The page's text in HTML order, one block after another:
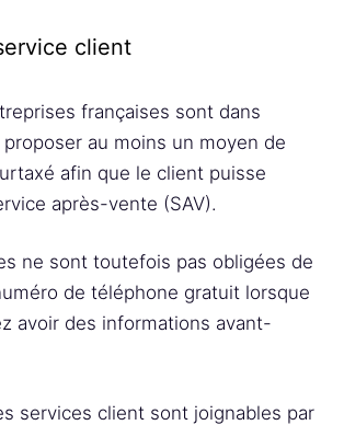
client
françaises sont dans
proposer au moins un moyen de
afin que le client puisse
après-vente (SAV).
ne sont toutefois pas obligées de
de téléphone gratuit lorsque
avoir des informations avant-
services client sont joignables par